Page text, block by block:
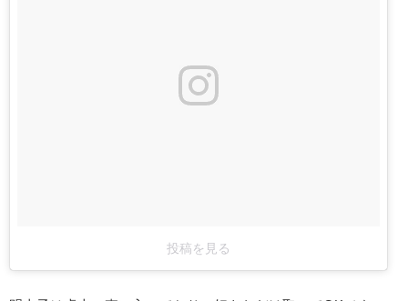
投稿を見る